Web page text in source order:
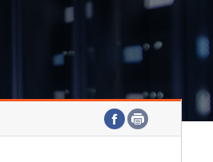
연구원 고객헌장
주요업무연락처